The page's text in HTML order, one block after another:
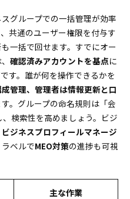
グループでの一括管理が効率
、共通のユーザー権限を付与す
一括で回せます。すでにオー
確認済みアカウントを基点に
す。誰が何を操作できるかを
管理、管理者は情報更新と口
。グループの命名規則は「会
検索性を高めましょう。ビジ
ビジネスプロフィールマネージ
ベルでMEO対策の進捗も可視
主な作業